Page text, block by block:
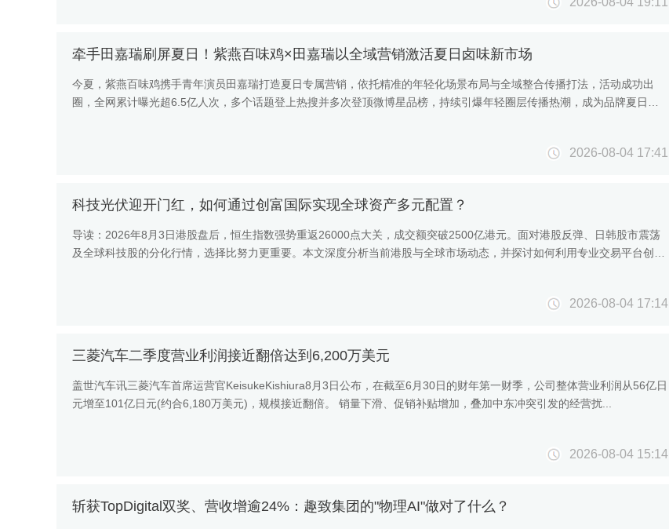
牵手田嘉瑞刷屏夏日！紫燕百味鸡×田嘉瑞以全域营销激活夏日卤味新市场
今夏，紫燕百味鸡携手青年演员田嘉瑞打造夏日专属营销，依托精准的年轻化场景布局与全域整合传播打法，活动成功出
圈，全网累计曝光超6.5亿人次，多个话题登上热搜并多次登顶微博星品榜，持续引爆年轻圈层传播热潮，成为品牌夏日年
2026-08-04 17:41
科技光伏迎开门红，如何通过创富国际实现全球资产多元配置？
导读：2026年8月3日港股盘后，恒生指数强势重返26000点大关，成交额突破2500亿港元。面对港股反弹、日韩股市震荡
及全球科技股的分化行情，选择比努力更重要。本文深度分析当前港股与全球市场动态，并探讨如何利用专业交易平台创富
2026-08-04 17:14
三菱汽车二季度营业利润接近翻倍达到6,200万美元
盖世汽车讯三菱汽车首席运营官KeisukeKishiura8月3日公布，在截至6月30日的财年第一财季，公司整体营业利润从56亿日
元增至101亿日元(约合6,180万美元)，规模接近翻倍。 销量下滑、促销补贴增加，叠加中东冲突引发的经营扰...
2026-08-04 15:14
斩获TopDigital双奖、营收增逾24%：趣致集团的"物理AI"做对了什么？